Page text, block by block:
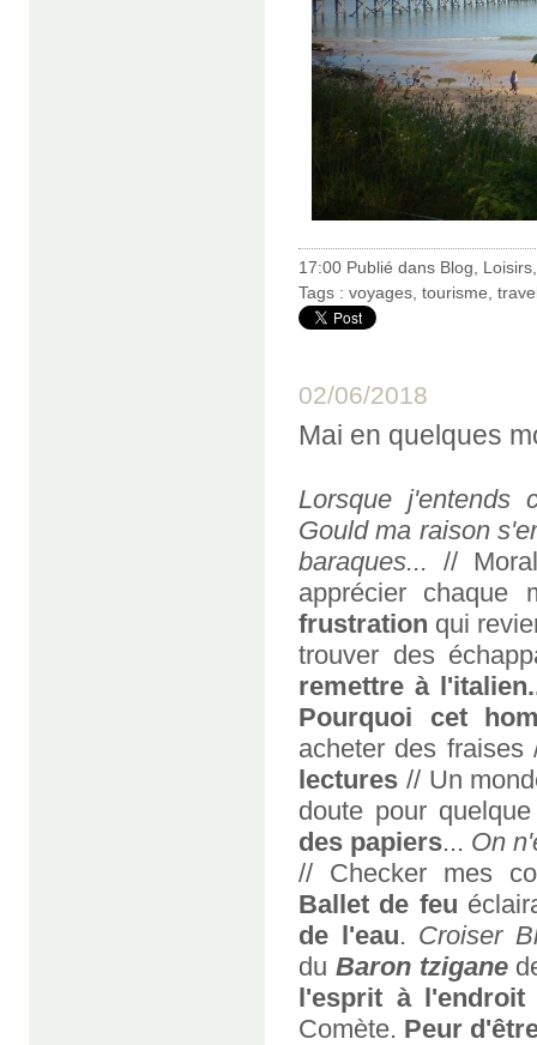
17:00 Publié dans Blog Loisirs
Tags : voyages tourisme
02/06/2018
Mai en quelques
Lorsque j'entends
Gould ma raison
baraques... //
apprécier
frustration qui
trouver des
remettre à
Pourquoi cet
acheter des
lectures // Un
doute pour
des papiers... On
// Checker mes
Ballet de feu
de l'eau. Croiser
du Baron tzigane
l'esprit à l'endroit
Comète. Peur